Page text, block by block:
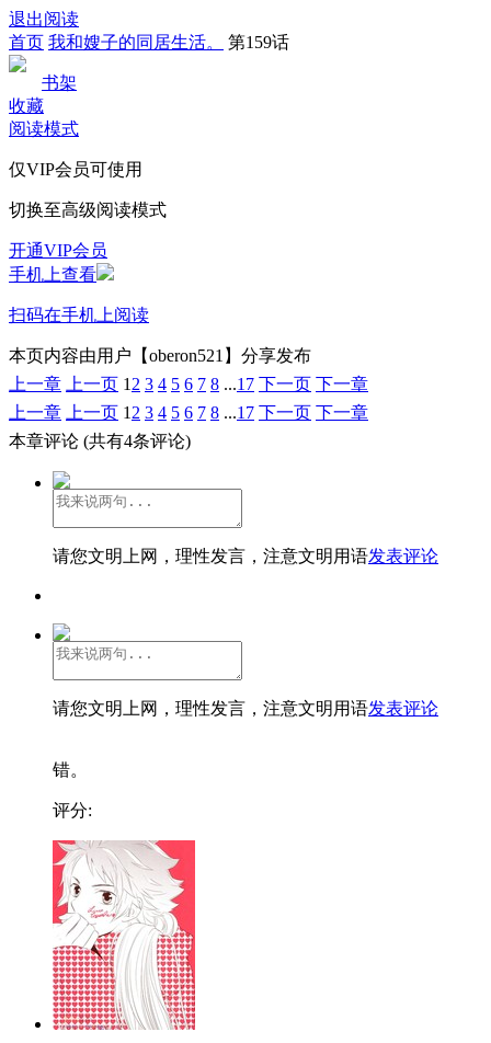
退出阅读
首页 我和嫂子的同居生活。 第159话
书架
收藏
阅读模式
仅VIP会员可使用
切换至高级阅读模式
开通VIP会员
手机上查看
扫码在手机上阅读
本页内容由用户【oberon521】分享发布
上一章
上一页 1 2 3 4 5 6 7 8 ...17 下一页 下一章
上一章
上一页 1 2 3 4 5 6 7 8 ...17 下一页 下一章
本章评论 (共有4条评论)
请您文明上网，理性发言，注意文明用语发表评论
请您文明上网，理性发言，注意文明用语发表评论
错。
评分: